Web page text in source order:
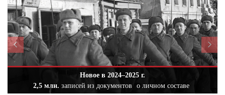
Новое в 2024–2025 г.
2,5 млн. записей из документов о личном составе